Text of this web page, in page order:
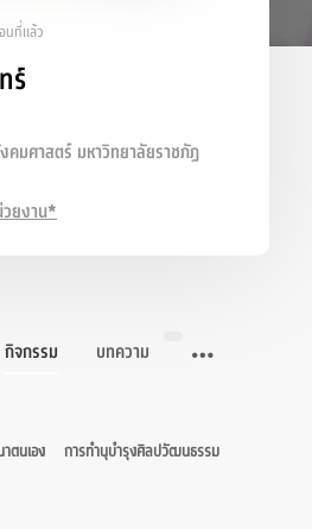
นที่แล้ว
ร์
มศาสตร์ มหาวิทยาลัยราชภัฏ
วยงาน*
กิจกรรม บทความ
ตนเอง
การทำนุบำรุงศิลปวัฒนธรรม